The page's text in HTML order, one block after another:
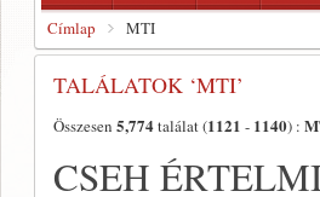
Címlap MTI
TALÁLATOK ‘MTI’
Összesen 5,774találat (1121 - 1140) :
CSEH